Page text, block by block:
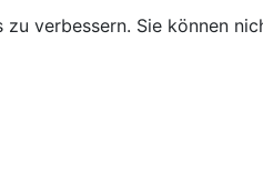
verbessern. Sie können